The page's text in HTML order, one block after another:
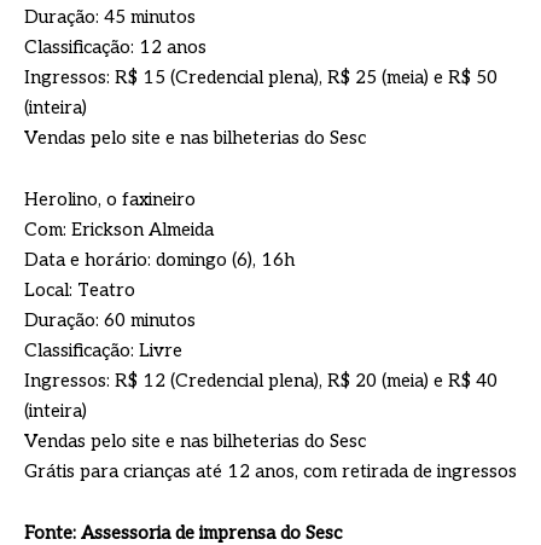
Duração: 45 minutos
Classificação: 12 anos
Ingressos: R$ 15 (Credencial plena), R$ 25 (meia) e R$ 50
(inteira)
Vendas pelo site e nas bilheterias do Sesc
Herolino, o faxineiro
Com: Erickson Almeida
Data e horário: domingo (6), 16h
Local: Teatro
Duração: 60 minutos
Classificação: Livre
Ingressos: R$ 12 (Credencial plena), R$ 20 (meia) e R$ 40
(inteira)
Vendas pelo site e nas bilheterias do Sesc
Grátis para crianças até 12 anos, com retirada de ingressos
Fonte: Assessoria de imprensa do Sesc